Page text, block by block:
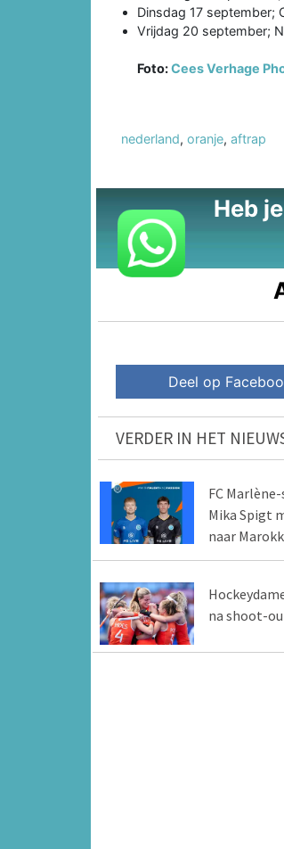
Dinsdag 17 september;
Vrijdag 20 september;
Foto:Cees Verhage
nederland, oranje, aftrap
Heb
Deel op
VERDER IN HET
FC
Mika Spigt
naar
na shoot-